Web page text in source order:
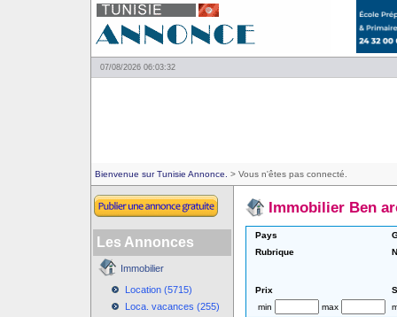
07/08/2026 06:03:32
Bienvenue sur Tunisie Annonce. > Vous n'êtes pas connecté.
Les Annonces
Immobilier
Location (5715)
Loca. vacances (255)
Immobilier Ben
Pays
Rubrique
Prix
min
max